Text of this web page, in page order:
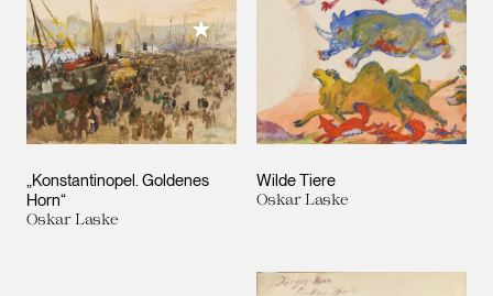
„Konstantinopel. Goldenes
Horn“
Oskar Laske
Meiner Sammlung hinzufügen
Wilde Tiere
Oskar Laske